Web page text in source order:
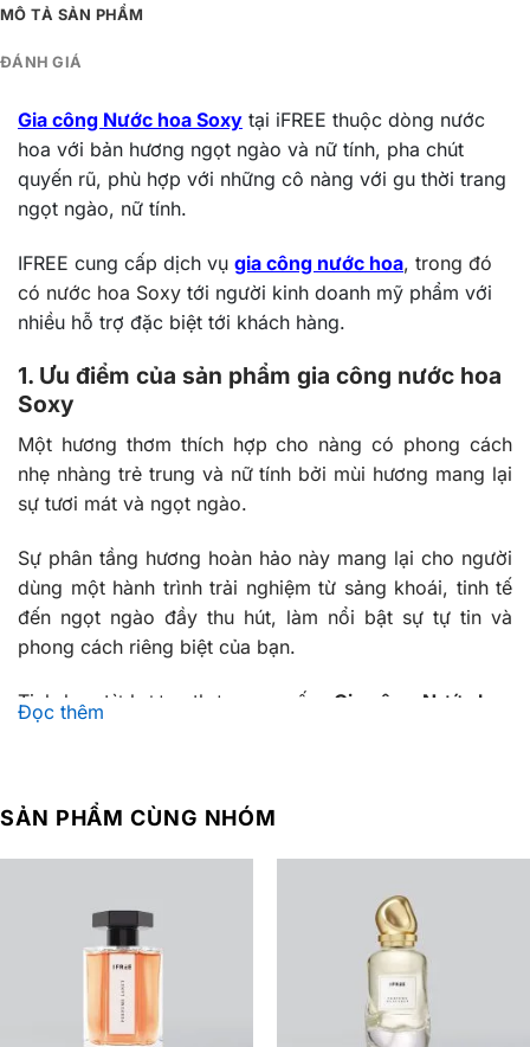
MÔ TẢ SẢN PHẨM
ĐÁNH GIÁ
Gia công Nước hoa Soxy tại iFREE thuộc dòng nước
hoa với bản hương ngọt ngào và nữ tính, pha chút
quyến rũ, phù hợp với những cô nàng với gu thời trang
ngọt ngào, nữ tính.
IFREE cung cấp dịch vụ gia công nước hoa, trong đó
có nước hoa Soxy tới người kinh doanh mỹ phẩm với
nhiều hỗ trợ đặc biệt tới khách hàng.
1. Ưu điểm của sản phẩm gia công nước hoa
Soxy
Một hương thơm thích hợp cho nàng có phong cách
nhẹ nhàng trẻ trung và nữ tính bởi mùi hương mang lại
sự tươi mát và ngọt ngào.
Sự phân tầng hương hoàn hảo này mang lại cho người
dùng một hành trình trải nghiệm từ sảng khoái, tinh tế
đến ngọt ngào đầy thu hút, làm nổi bật sự tự tin và
phong cách riêng biệt của bạn.
Tinh hoa từ hương thơm cao cấp: Gia công Nước hoa
Soxy
(Công thức và thành phần của Nước hoa Soxy được
các chuyên gia về
của IFREE
nghiên cứu và phát triển)
Thành phần chính của sản phẩm Gia công Nước hoa
Đọc thêm
SẢN PHẨM CÙNG NHÓM